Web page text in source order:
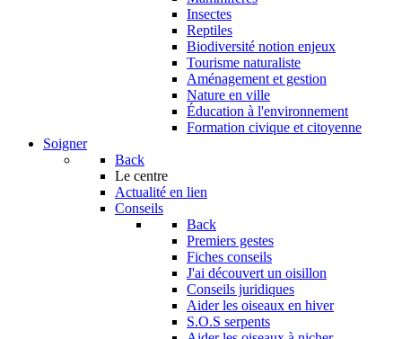
Insectes
Reptiles
Biodiversité notion enjeux
Tourisme naturaliste
Aménagement et gestion
Nature en ville
Éducation à l'environnement
Formation civique et citoyenne
Soigner
Back
Le centre
Actualité en lien
Conseils
Back
Premiers gestes
Fiches conseils
J'ai découvert un oisillon
Conseils juridiques
Aider les oiseaux en hiver
S.O.S serpents